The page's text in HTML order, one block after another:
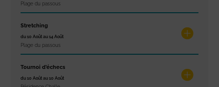
Plage du passous
Stretching
du 10 Août au 14 Août
Plage du passous
Tournoi d’échecs
du 10 Août au 10 Août